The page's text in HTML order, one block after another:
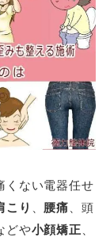
くない電器任せ
こり 、 腰痛、頭
どや小顔矯正、